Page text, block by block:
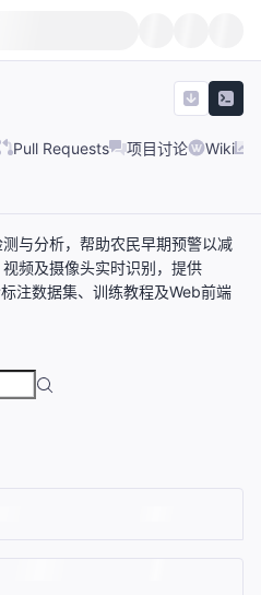
Pull Requests 项目讨论 Wiki
与分析，帮助农民早期预警以减
频及摄像头实时识别，提供
注数据集、训练教程及Web前端